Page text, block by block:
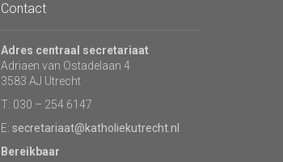
Contact
Adres centraal secretariaat
Adriaen van Ostadelaan 4
3583 AJ Utrecht
T: 030 – 254 6147
E: secretariaat@katholiekutrecht.nl
Bereikbaar